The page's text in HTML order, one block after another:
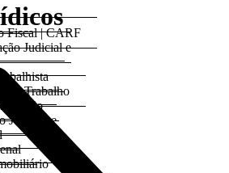
Fiscal | CARF
Judicial e
do Trabalho
Judicial e